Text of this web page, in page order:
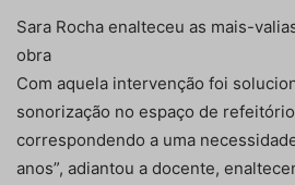
Sara Rocha enalteceu as mais-
obra
Com aquela intervenção foi
sonorização no espaço de
correspondendo a uma
anos”, adiantou a docente,